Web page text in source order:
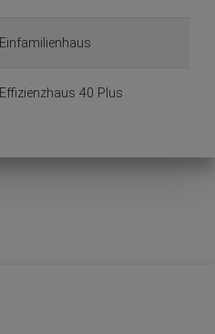
Einfamilienhaus
Effizienzhaus 40 Plus